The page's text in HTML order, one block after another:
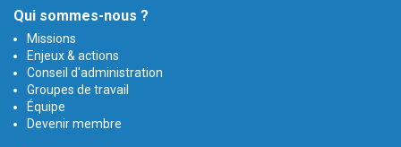
Qui sommes-nous ?
Missions
Enjeux & actions
Conseil d'administration
Groupes de travail
Équipe
Devenir membre